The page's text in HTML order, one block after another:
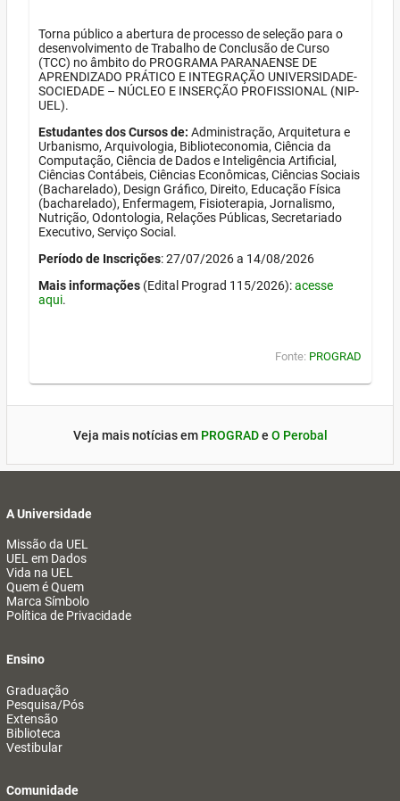
Torna público a abertura de processo de seleção para o
desenvolvimento de Trabalho de Conclusão de Curso
(TCC) no âmbito do PROGRAMA PARANAENSE DE
APRENDIZADO PRÁTICO E INTEGRAÇÃO UNIVERSIDADE-
SOCIEDADE – NÚCLEO E INSERÇÃO PROFISSIONAL (NIP-
UEL).
Estudantes dos Cursos de: Administração, Arquitetura e
Urbanismo, Arquivologia, Biblioteconomia, Ciência da
Computação, Ciência de Dados e Inteligência Artificial,
Ciências Contábeis, Ciências Econômicas, Ciências Sociais
(Bacharelado), Design Gráfico, Direito, Educação Física
(bacharelado), Enfermagem, Fisioterapia, Jornalismo,
Nutrição, Odontologia, Relações Públicas, Secretariado
Executivo, Serviço Social.
Período de Inscrições: 27/07/2026 a 14/08/2026
Mais informações (Edital Prograd 115/2026):acesse
aqui.
Fonte: PROGRAD
Veja mais notícias em PROGRADe O Perobal
A Universidade
Missão da UEL
UEL em Dados
Vida na UEL
Quem é Quem
Marca Símbolo
Política de Privacidade
Ensino
Graduação
Pesquisa/Pós
Extensão
Biblioteca
Vestibular
Comunidade